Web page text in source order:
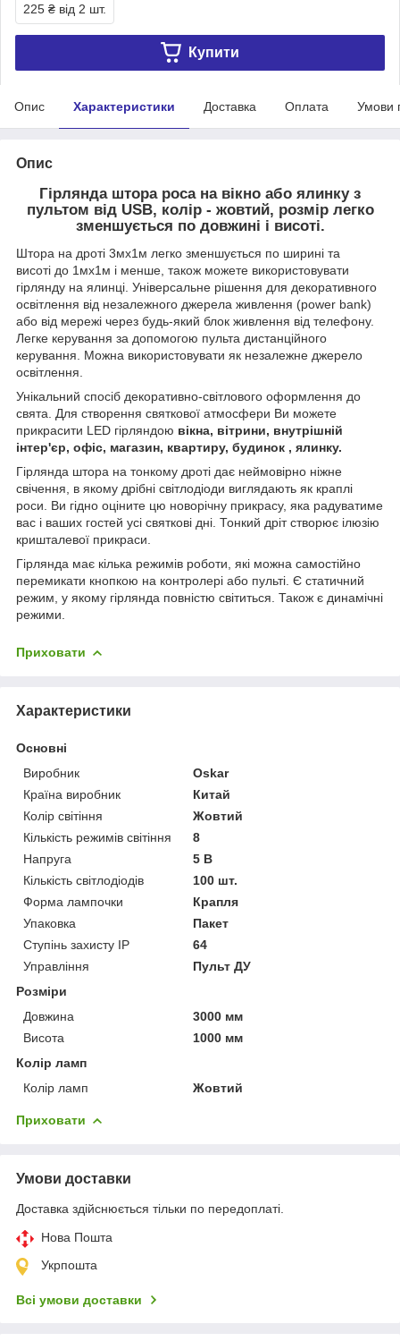
225 ₴ від 2 шт.
Купити
Опис Характеристики Доставка Оплата Умови
Опис
Гірлянда штора роса на вікно або ялинку з
пультом від USB, колір - жовтий, розмір легко
зменшується по довжині і висоті.
Штора на дроті 3мх1м легко зменшується по ширині та
висоті до 1мх1м і менше, також можете використовувати
гірлянду на ялинці. Універсальне рішення для декоративного
освітлення від незалежного джерела живлення (power bank)
або від мережі через будь-який блок живлення від телефону.
Легке керування за допомогою пульта дистанційного
керування. Можна використовувати як незалежне джерело
освітлення.
Унікальний спосіб декоративно-світлового оформлення до
свята. Для створення святкової атмосфери Ви можете
прикрасити LED гірляндою вікна, вітрини, внутрішній
інтер'єр, офіс, магазин, квартиру, будинок , ялинку.
Гірлянда штора на тонкому дроті дає неймовірно ніжне
свічення, в якому дрібні світлодіоди виглядають як краплі
роси. Ви гідно оціните цю новорічну прикрасу, яка радуватиме
вас і ваших гостей усі святкові дні. Тонкий дріт створює ілюзію
кришталевої прикраси.
Гірлянда має кілька режимів роботи, які можна самостійно
перемикати кнопкою на контролері або пульті. Є статичний
режим, у якому гірлянда повністю світиться. Також є динамічні
режими.
Приховати
Характеристики
Основні
Виробник
Oskar
Країна виробник
Китай
Колір світіння
Жовтий
Кількість режимів світіння
8
Напруга
5 В
Кількість світлодіодів
100 шт.
Форма лампочки
Крапля
Упаковка
Пакет
Ступінь захисту IP
64
Управління
Пульт ДУ
Розміри
Довжина
3000 мм
Висота
1000 мм
Колір ламп
Колір ламп
Жовтий
Приховати
Умови доставки
Доставка здійснюється тільки по передоплаті.
Нова Пошта
Укрпошта
Всі умови доставки